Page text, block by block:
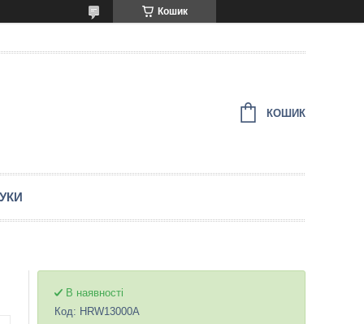
Кошик
КОШИК
В наявності
Код: HRW13000A